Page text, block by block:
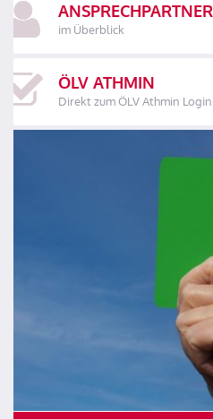
ANSPRECHPARTNER
im Überblick
ÖLV ATHMIN
Direkt zum ÖLV Athmin Login